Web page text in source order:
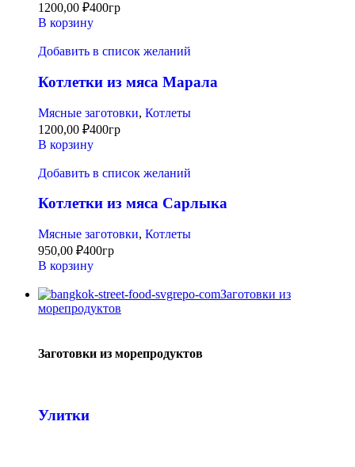
1200,00 ₽400гр
В корзину
Добавить в список желаний
Котлетки из мяса Марала
Мясные заготовки, Котлеты
1200,00 ₽400гр
В корзину
Добавить в список желаний
Котлетки из мяса Сарлыка
Мясные заготовки, Котлеты
950,00 ₽400гр
В корзину
Заготовки из
морепродуктов
Заготовки из морепродуктов
Улитки